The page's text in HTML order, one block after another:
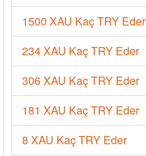
1500 XAU Kaç TRY Eder
234 XAU Kaç TRY Eder
306 XAU Kaç TRY Eder
181 XAU Kaç TRY Eder
8 XAU Kaç TRY Eder